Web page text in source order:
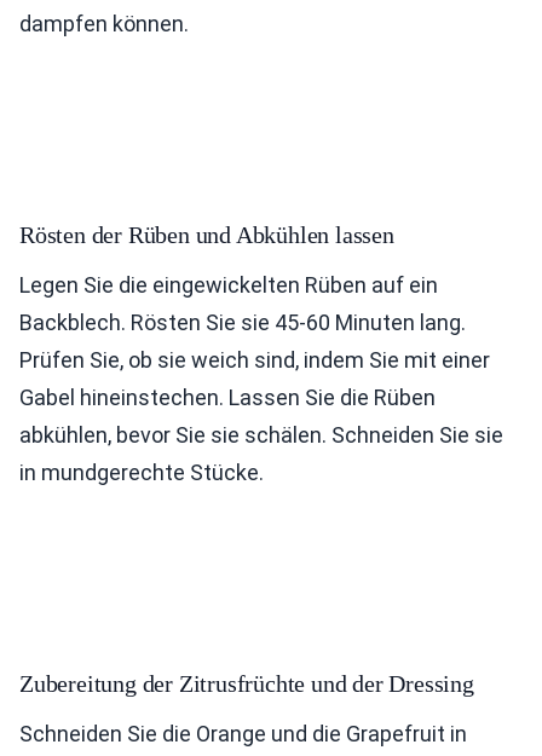
dampfen können.
Rösten der Rüben und Abkühlen lassen
Legen Sie die eingewickelten Rüben auf ein
Backblech. Rösten Sie sie 45-60 Minuten lang.
Prüfen Sie, ob sie weich sind, indem Sie mit einer
Gabel hineinstechen. Lassen Sie die Rüben
abkühlen, bevor Sie sie schälen. Schneiden Sie sie
in mundgerechte Stücke.
Zubereitung der Zitrusfrüchte und der Dressing
Schneiden Sie die Orange und die Grapefruit in